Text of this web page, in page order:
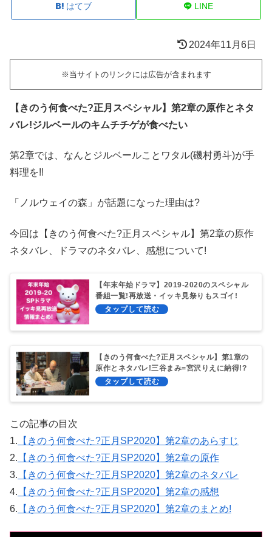
はてブ LINE
2024年11月6日
※当サイトのリンクには広告が含まれます
【きのう何食べた?正月スペシャル】第2章の原作とネタ
バレ!ジルベールのキムチチゲが食べたい
第2章では、なんとジルベールことワタル(磯村勇斗)が手
料理を!!
「ノルウェイの森」が話題になった理由は?
今回は【きのう何食べた?正月スペシャル】第2章の原作
ネタバレ、ドラマのネタバレ、感想について!
【年末年始ドラマ】2019-2020のスペシャル
番組一覧!再放送・イッキ見祭りもスゴイ!
【きのう何食べた?正月スペシャル】第1章の
原作とネタバレ!三谷まみ=宮沢りえに納得!?
この記事の目次
1. 【きのう何食べた?正月SP2020】第2章のあらすじ
2. 【きのう何食べた?正月SP2020】第2章の原作
3. 【きのう何食べた?正月SP2020】第2章のネタバレ
4. 【きのう何食べた?正月SP2020】第2章の感想
6. 【きのう何食べた?正月SP2020】第2章のまとめ!